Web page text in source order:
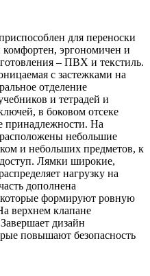
для переноски
эргономичен и
– ПВХ и текстиль.
с застежками на
отделение
и тетрадей и
в боковом отсеке
принадлежности. На
небольшие
и небольших предметов, к
Лямки широкие,
нагрузку на
дополнена
формируют ровную
верхнем клапане
дизайн
повышают безопасность